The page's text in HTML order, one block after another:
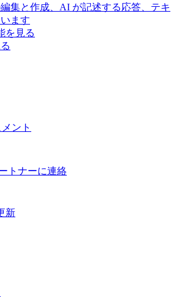
集と作成、AI が記述する応答、テキ
ます
を見る
ント
トナーに連絡
新